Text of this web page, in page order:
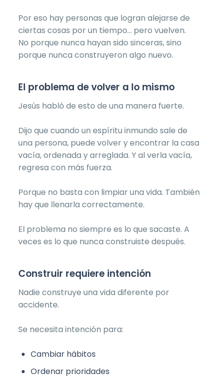
Por eso hay personas que logran alejarse de
ciertas cosas por un tiempo… pero vuelven.
No porque nunca hayan sido sinceras, sino
porque nunca construyeron algo nuevo.
El problema de volver a lo mismo
Jesús habló de esto de una manera fuerte.
Dijo que cuando un espíritu inmundo sale de
una persona, puede volver y encontrar la casa
vacía, ordenada y arreglada. Y al verla vacía,
regresa con más fuerza.
Porque no basta con limpiar una vida. También
hay que llenarla correctamente.
El problema no siempre es lo que sacaste. A
veces es lo que nunca construiste después.
Construir requiere intención
Nadie construye una vida diferente por
accidente.
Se necesita intención para:
Cambiar hábitos
Ordenar prioridades